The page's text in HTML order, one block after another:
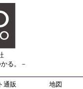
る。－
通販 地図